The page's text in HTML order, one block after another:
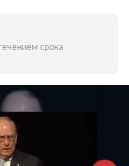
срока